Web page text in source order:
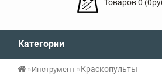
Товаров 0
Категории
Инструмент Краскопульты